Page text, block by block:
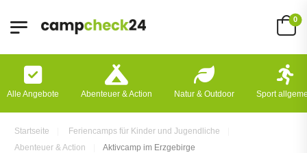
0
Alle Angebote Abenteuer & Action Natur & Outdoor Sport
Startseite
Feriencamps für Kinder und Jugendliche
Abenteuer & Action
Aktivcamp im Erzgebirge